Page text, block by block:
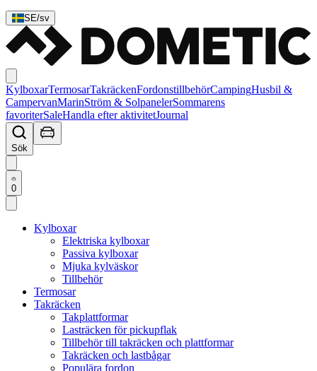
SE/sv
KylboxarTermosarTakräckenFordonstillbehörCampingHusbil &
CampervanMarinStröm & SolpanelerSommarens
favoriterSaleHandla efter aktivitetJournal
Sök
0
Kylboxar
Elektriska kylboxar
Passiva kylboxar
Mjuka kylväskor
Tillbehör
Termosar
Takräcken
Takplattformar
Lasträcken för pickupflak
Tillbehör till takräcken och plattformar
Takräcken och lastbågar
Populära fordon